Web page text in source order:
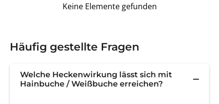
Keine Elemente gefunden
Häufig gestellte Fragen
Welche Heckenwirkung lässt sich mit
Hainbuche / Weißbuche erreichen?